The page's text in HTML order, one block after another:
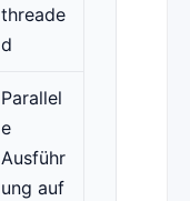
threade
d
Parallel
e
Ausführ
ung auf